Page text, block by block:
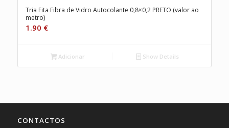
Tria Fita Fibra de Vidro Autocolante 0,8×0,2 PRETO (valor ao
metro)
1.90 €
Adicionar Show Details
CONTACTOS